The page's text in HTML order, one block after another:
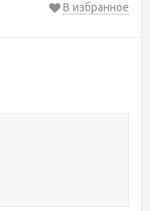
В избранное